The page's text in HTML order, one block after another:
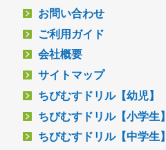
お問い合わせ
ご利用ガイド
会社概要
サイトマップ
ちびむすドリル【幼児】
ちびむすドリル【小学生】
ちびむすドリル【中学生】